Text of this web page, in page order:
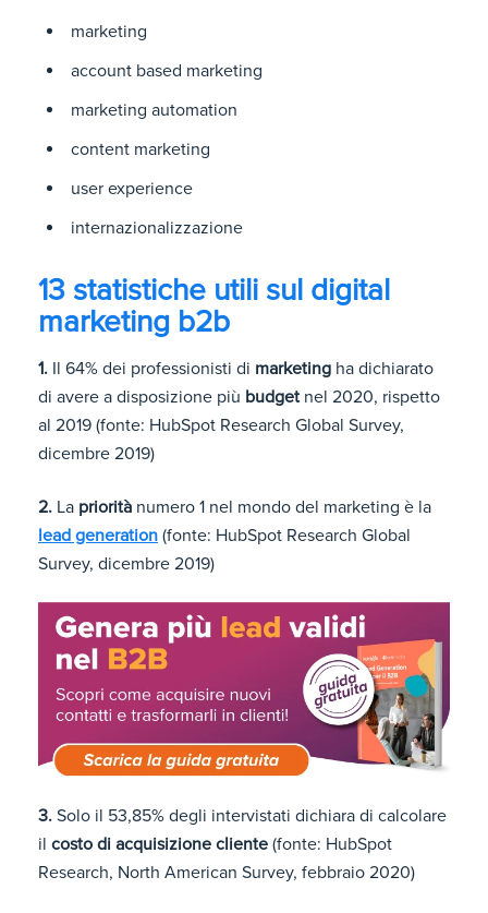
marketing
account based marketing
marketing automation
content marketing
user experience
internazionalizzazione
13 statistiche utili sul digital
marketing b2b
1. Il 64% dei professionisti di marketing ha dichiarato
di avere a disposizione più budgetnel 2020, rispetto
al 2019 (fonte: HubSpot Research Global Survey,
dicembre 2019)
2. La priorità numero 1 nel mondo del marketing è la
lead generation (fonte: HubSpot Research Global
Survey, dicembre 2019)
3. Solo il 53,85% degli intervistati dichiara di calcolare
il costo di acquisizione cliente (fonte: HubSpot
Research, North American Survey, febbraio 2020)